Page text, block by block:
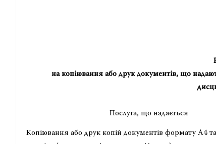
на копіювання або друк документів, що
Послуга, що надається
Копіювання або друк копій документів формату А4